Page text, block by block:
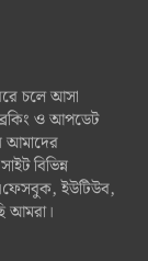
চলে আসা
ও আপডেট
আমাদের
বিভিন্ন
ইউটিউব,
আমরা।